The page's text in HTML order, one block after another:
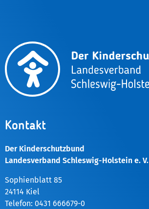
Kontakt
Der Kinderschutzbund
Landesverband Schleswig-Holstein e. V.
Sophienblatt 85
24114 Kiel
Telefon: 0431 666679-0